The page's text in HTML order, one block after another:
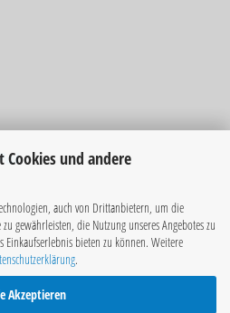
Cookies und andere
auch von Drittanbietern, um die
gewährleisten, die Nutzung unseres Angebotes zu
bieten zu können. Weitere
.
Akzeptieren